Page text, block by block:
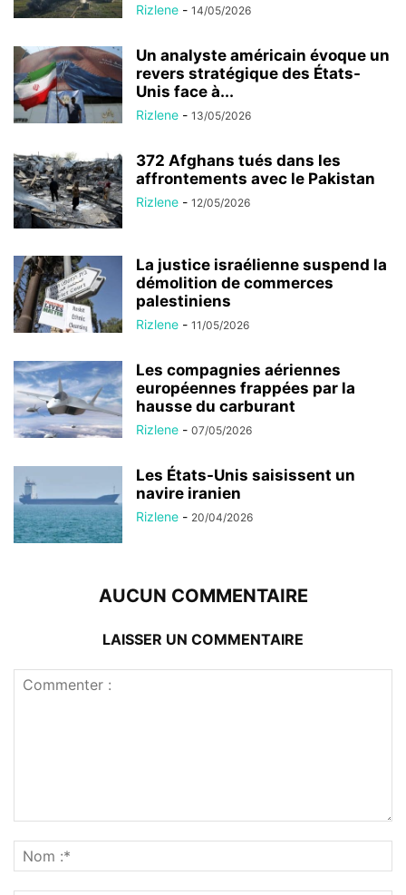
Rizlene - 14/05/2026
Un analyste américain évoque un
revers stratégique des États-
Unis face à...
Rizlene - 13/05/2026
372 Afghans tués dans les
affrontements avec le Pakistan
Rizlene - 12/05/2026
La justice israélienne suspend la
démolition de commerces
palestiniens
Rizlene - 11/05/2026
Les compagnies aériennes
européennes frappées par la
hausse du carburant
Rizlene - 07/05/2026
Les États-Unis saisissent un
navire iranien
Rizlene - 20/04/2026
AUCUN COMMENTAIRE
LAISSER UN COMMENTAIRE